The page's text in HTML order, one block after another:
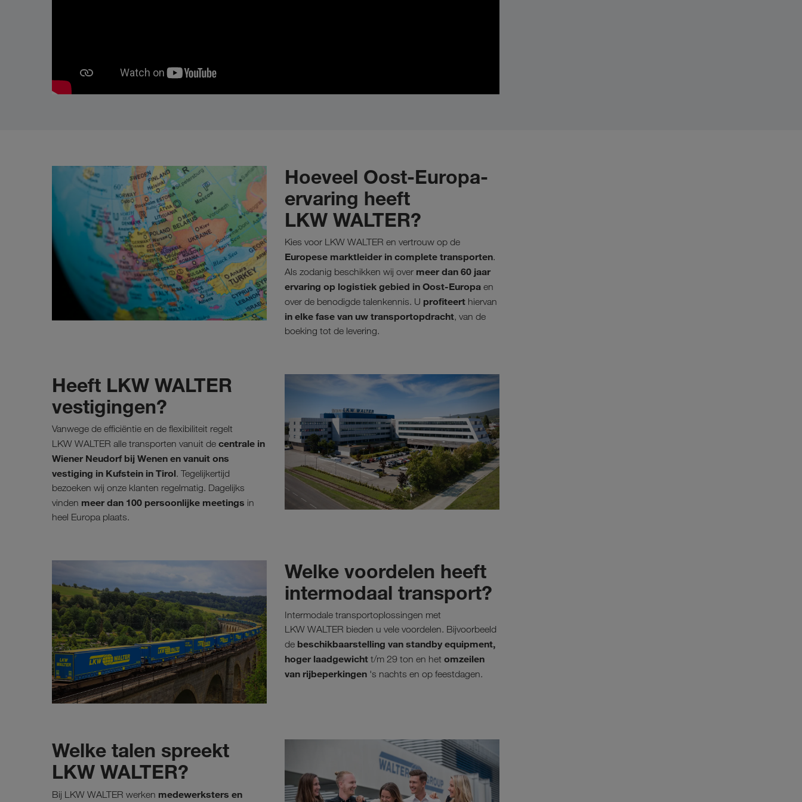
Hoeveel Oost-Europa-
ervaring heeft
LKW WALTER?
Kies voor LKW WALTER en vertrouw op de
Europese marktleider in complete transporten.
Als zodanig beschikken wij over meer dan 60 jaar
ervaring op logistiek gebied in Oost-Europa en
over de benodigde talenkennis. U profiteert hiervan
in elke fase van uw transportopdracht, van de
boeking tot de levering.
Heeft LKW WALTER
vestigingen?
Vanwege de efficiëntie en de flexibiliteit regelt
LKW WALTER alle transporten vanuit de centrale in
Wiener Neudorf bij Wenen en vanuit ons
vestiging in Kufstein in Tirol. Tegelijkertijd
bezoeken wij onze klanten regelmatig. Dagelijks
vinden meer dan 100 persoonlijke meetings in
heel Europa plaats.
Welke voordelen heeft
intermodaal transport?
Intermodale transportoplossingen met
LKW WALTER bieden u vele voordelen. Bijvoorbeeld
de beschikbaarstelling van standby equipment,
hoger laadgewicht t/m 29 ton en het omzeilen
van rijbeperkingen 's nachts en op feestdagen.
Welke talen spreekt
LKW WALTER?
Bij LKW WALTER werken medewerksters en